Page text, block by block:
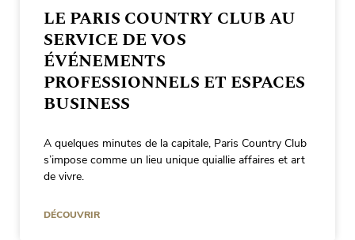
LE PARIS COUNTRY CLUB AU
SERVICE DE VOS
ÉVÉNEMENTS
PROFESSIONNELS ET ESPACES
BUSINESS
A quelques minutes de la capitale, Paris Country Club
s’impose comme un lieu unique quiallie affaires et art
de vivre.
DÉCOUVRIR